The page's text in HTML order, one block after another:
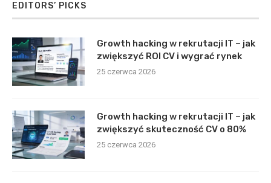
EDITORS’ PICKS
Growth hacking w rekrutacji IT – jak
zwiększyć ROI CV i wygrać rynek
25 czerwca 2026
Growth hacking w rekrutacji IT – jak
zwiększyć skuteczność CV o 80%
25 czerwca 2026